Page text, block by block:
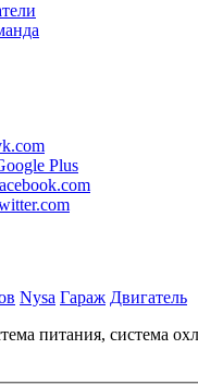
Plus
Nysa Гараж Двигатель
питания, система